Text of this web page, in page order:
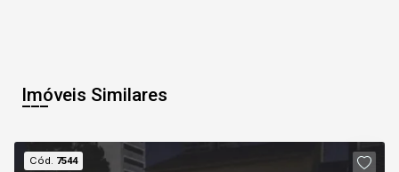
08
19:00
Imóveis Similares
Cód. 7544